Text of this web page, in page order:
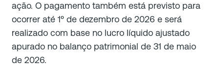
ação. O pagamento também está previsto para
ocorrer até 1º de dezembro de 2026 e será
realizado com base no lucro líquido ajustado
apurado no balanço patrimonial de 31 de maio
de 2026.